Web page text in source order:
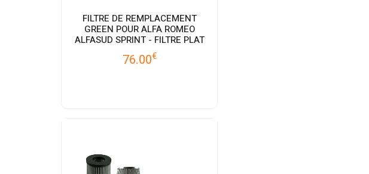
FILTRE DE REMPLACEMENT
GREEN POUR ALFA ROMEO
ALFASUD SPRINT - FILTRE PLAT
76.00€